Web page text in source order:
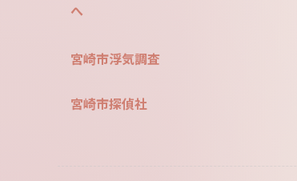
へ
宮崎市浮気調査
宮崎市探偵社